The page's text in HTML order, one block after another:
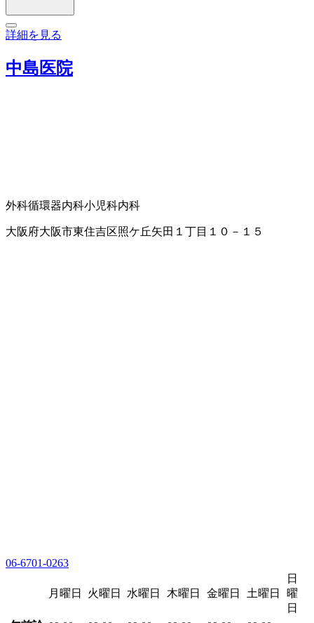
詳細を見る
中島医院
外科循環器内科小児科内科
大阪府大阪市東住吉区照ケ丘矢田１丁目１０－１５
06-6701-0263
月曜日 火曜日 水曜日 木曜日 金曜日 土曜日
日
曜
日